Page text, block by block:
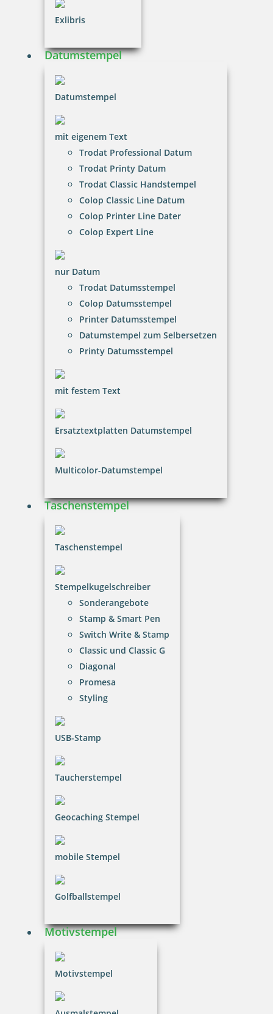
Exlibris
Datumstempel
Datumstempel
mit eigenem Text
Trodat Professional Datum
Trodat Printy Datum
Trodat Classic Handstempel
Colop Classic Line Datum
Colop Printer Line Dater
Colop Expert Line
nur Datum
Trodat Datumsstempel
Colop Datumsstempel
Printer Datumsstempel
Datumstempel zum Selbersetzen
Printy Datumsstempel
mit festem Text
Ersatztextplatten Datumstempel
Multicolor-Datumstempel
Taschenstempel
Taschenstempel
Stempelkugelschreiber
Sonderangebote
Stamp & Smart Pen
Switch Write & Stamp
Classic und Classic G
Diagonal
Promesa
Styling
USB-Stamp
Taucherstempel
Geocaching Stempel
mobile Stempel
Golfballstempel
Motivstempel
Motivstempel
trodat LITTLE DOTs RECHENRALLY Plus Symbol Rechenroller
6,31 €
12,90 €
trodat LITTLE DOTs RECHENRALLY Plus Minus Rechenroller Set